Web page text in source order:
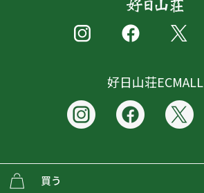
好日山荘ECMALL
買う